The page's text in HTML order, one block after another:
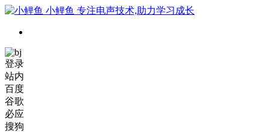
小鲤鱼 专注电声技术,助力学习成长
登录
站内
百度
谷歌
必应
搜狗